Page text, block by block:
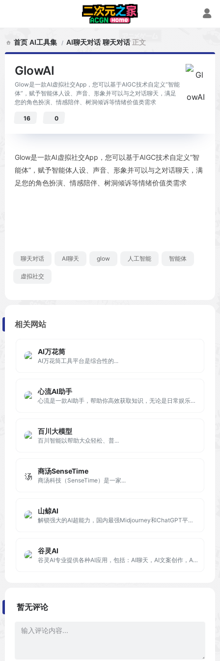
首页 AI工具集 AI聊天对话 聊天对话 正文
GlowAI
Glow是一款AI虚拟社交App，您可以基于AIGC技术自定义“智能
体”，赋予智能体人设、声音、形象并可以与之对话聊天，满足
您的角色扮演、情感陪伴、树洞倾诉等情绪价值类需求
16 0
Glow是一款AI虚拟社交App，您可以基于AIGC技术自定义“智
能体”，赋予智能体人设、声音、形象并可以与之对话聊天，满
足您的角色扮演、情感陪伴、树洞倾诉等情绪价值类需求
聊天对话 AI聊天 glow 人工智能 智能体
虚拟社交
相关网站
AI万花筒
AI万花筒工具平台是综合性的...
心流AI助手
心流是一款AI助手，帮助你高效获取知识，无论是日常娱乐生活百科还是专业学术论文知识，都可以轻松解答，让你快速进入心流状态，让知识随心流动！
百川大模型
百川智能以帮助大众轻松、普...
商汤SenseTime
商汤科技（SenseTime）是一家...
山鲸AI
解锁强大的AI超能力，国内最强Midjourney和ChatGPT平替网站，让我们一起体验人工智能的力量吧~
谷灵AI
谷灵AI专业提供各种AI应用，包括：AI聊天，AI文案创作，AI编程，AI写简历，AI写剧本，AI翻译。
暂无评论